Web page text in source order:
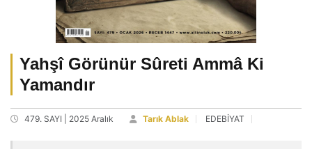
Yahşî Görünür Sûreti Ammâ Ki
Yamandır
479. SAYI | 2025 Aralık Tarık Ablak EDEBİYAT